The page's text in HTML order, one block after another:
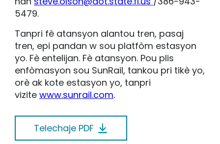
5479.
Tanpri fè atansyon alantou tren, pasaj
tren, epi pandan w sou platfòm estasyon
yo. Fè entelijan. Fè atansyon. Pou plis
enfòmasyon sou SunRail, tankou pri tikè yo,
orè ak kote estasyon yo, tanpri
vizite www.sunrail.com.
Telechaje PDF